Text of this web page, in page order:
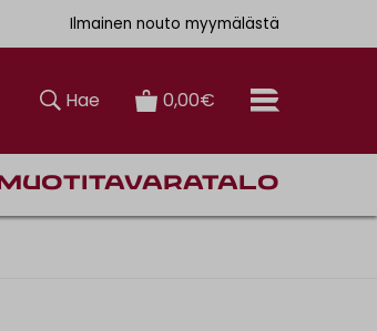
Ilmainen nouto myymälästä
Hae 0,00€
Muotitavaratalo